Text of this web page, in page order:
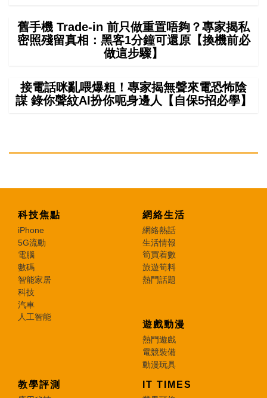
舊手機 Trade-in 前只做重置唔夠？專家揭私
密照殘留真相：黑客1分鐘可還原【換機前必
做這步驟】
接電話咪亂喂爆粗！專家揭無聲來電恐怖陰
謀 錄你聲紋AI扮你呃身邊人【自保5招必學】
科技焦點
iPhone
5G流動
電腦
數碼
智能家居
科技
汽車
人工智能
網絡生活
網絡熱話
生活情報
筍買着數
旅遊筍料
熱門話題
遊戲動漫
熱門遊戲
電競裝備
動漫玩具
教學評測 IT TIMES